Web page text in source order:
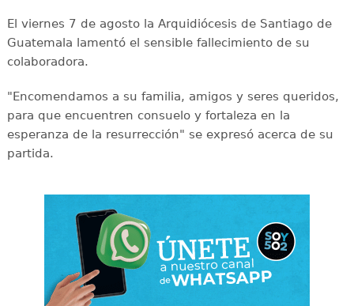
El viernes 7 de agosto la Arquidiócesis de Santiago de
Guatemala lamentó el sensible fallecimiento de su
colaboradora.
"Encomendamos a su familia, amigos y seres queridos,
para que encuentren consuelo y fortaleza en la
esperanza de la resurrección" se expresó acerca de su
partida.